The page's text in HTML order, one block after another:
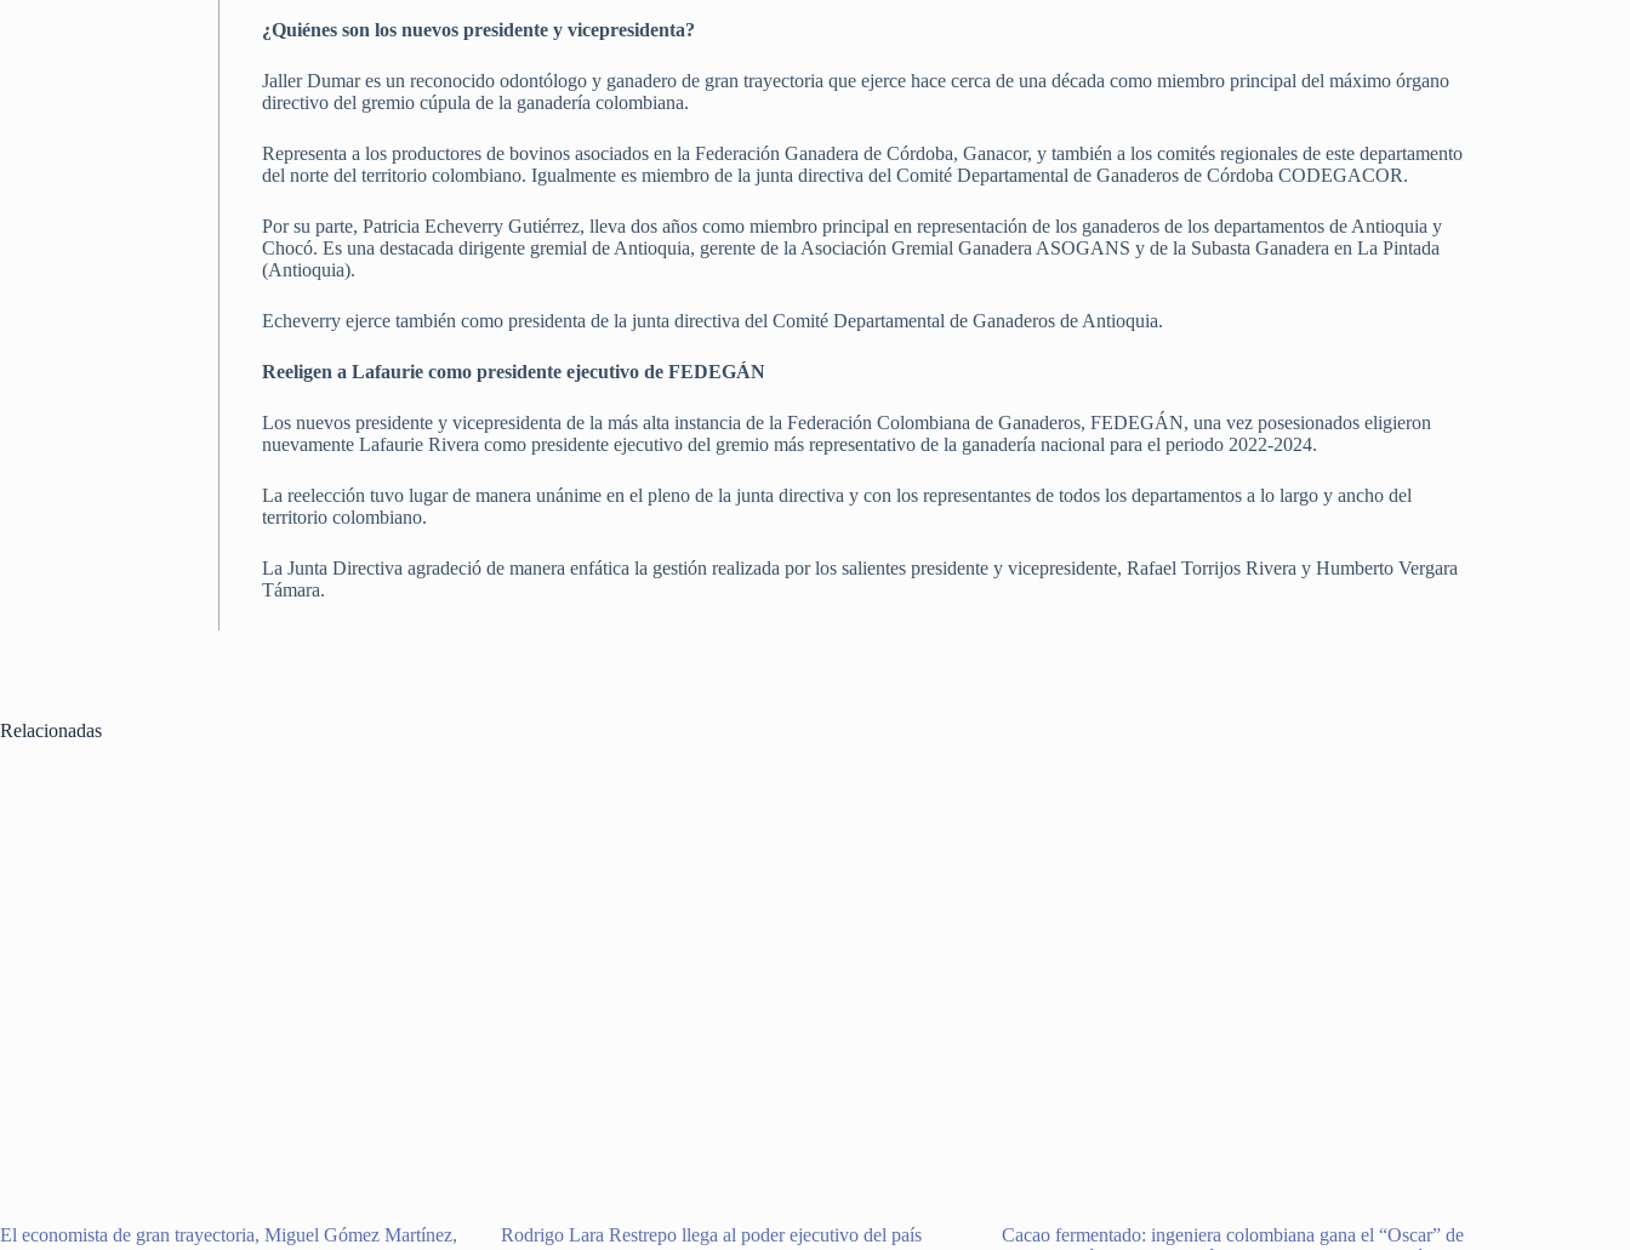
¿Quiénes son los nuevos presidente y vicepresidenta?
Jaller Dumar es un reconocido odontólogo y ganadero de gran trayectoria que ejerce hace cerca de una década como miembro principal del máximo órgano
directivo del gremio cúpula de la ganadería colombiana.
Representa a los productores de bovinos asociados en la Federación Ganadera de Córdoba, Ganacor, y también a los comités regionales de este departamento
del norte del territorio colombiano. Igualmente es miembro de la junta directiva del Comité Departamental de Ganaderos de Córdoba CODEGACOR.
Por su parte, Patricia Echeverry Gutiérrez, lleva dos años como miembro principal en representación de los ganaderos de los departamentos de Antioquia y
Chocó. Es una destacada dirigente gremial de Antioquia, gerente de la Asociación Gremial Ganadera ASOGANS y de la Subasta Ganadera en La Pintada
(Antioquia).
Echeverry ejerce también como presidenta de la junta directiva del Comité Departamental de Ganaderos de Antioquia.
Reeligen a Lafaurie como presidente ejecutivo de FEDEGÁN
Los nuevos presidente y vicepresidenta de la más alta instancia de la Federación Colombiana de Ganaderos, FEDEGÁN, una vez posesionados eligieron
nuevamente Lafaurie Rivera como presidente ejecutivo del gremio más representativo de la ganadería nacional para el periodo 2022-2024.
La reelección tuvo lugar de manera unánime en el pleno de la junta directiva y con los representantes de todos los departamentos a lo largo y ancho del
territorio colombiano.
La Junta Directiva agradeció de manera enfática la gestión realizada por los salientes presidente y vicepresidente, Rafael Torrijos Rivera y Humberto Vergara
Támara.
Relacionadas
El economista de gran trayectoria, Miguel Gómez Martínez,
Rodrigo Lara Restrepo llega al poder ejecutivo del país
Cacao fermentado: ingeniera colombiana gana el “Oscar” de